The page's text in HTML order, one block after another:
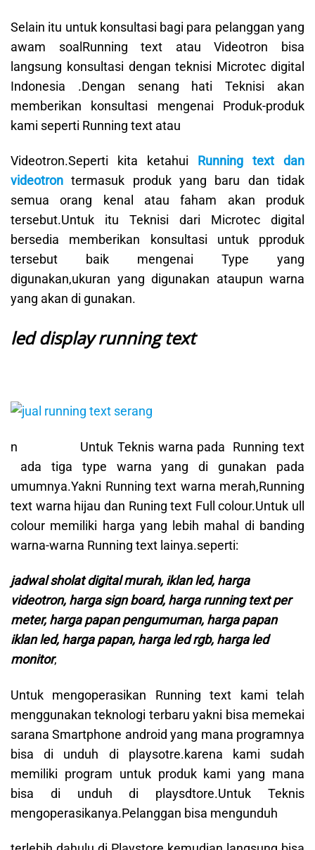
Selain itu untuk konsultasi bagi para pelanggan yang
awam soalRunning text atau Videotron bisa
langsung konsultasi dengan teknisi Microtec digital
Indonesia .Dengan senang hati Teknisi akan
memberikan konsultasi mengenai Produk-produk
kami seperti Running text atau
Videotron.Seperti kita ketahui Running text dan
videotron termasuk produk yang baru dan tidak
semua orang kenal atau faham akan produk
tersebut.Untuk itu Teknisi dari Microtec digital
bersedia memberikan konsultasi untuk pproduk
tersebut baik mengenai Type yang
digunakan,ukuran yang digunakan ataupun warna
yang akan di gunakan.
led display running text
n Untuk Teknis warna pada Running text
ada tiga type warna yang di gunakan pada
umumnya.Yakni Running text warna merah,Running
text warna hijau dan Runing text Full colour.Untuk ull
colour memiliki harga yang lebih mahal di banding
warna-warna Running text lainya.seperti:
jadwal sholat digital murah, iklan led, harga
videotron, harga sign board, harga running text per
meter, harga papan pengumuman, harga papan
iklan led, harga papan, harga led rgb, harga led
monitor,
Untuk mengoperasikan Running text kami telah
menggunakan teknologi terbaru yakni bisa memekai
sarana Smartphone android yang mana programnya
bisa di unduh di playsotre.karena kami sudah
memiliki program untuk produk kami yang mana
bisa di unduh di playsdtore.Untuk Teknis
mengoperasikanya.Pelanggan bisa mengunduh